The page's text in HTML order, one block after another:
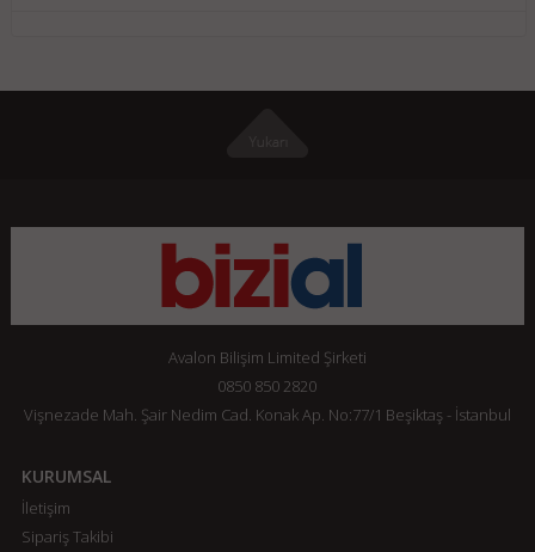
Avalon Bilişim Limited Şirketi
0850 850 2820
Vişnezade Mah. Şair Nedim Cad. Konak Ap. No:77/1 Beşiktaş - İstanbul
KURUMSAL
İletişim
Sipariş Takibi